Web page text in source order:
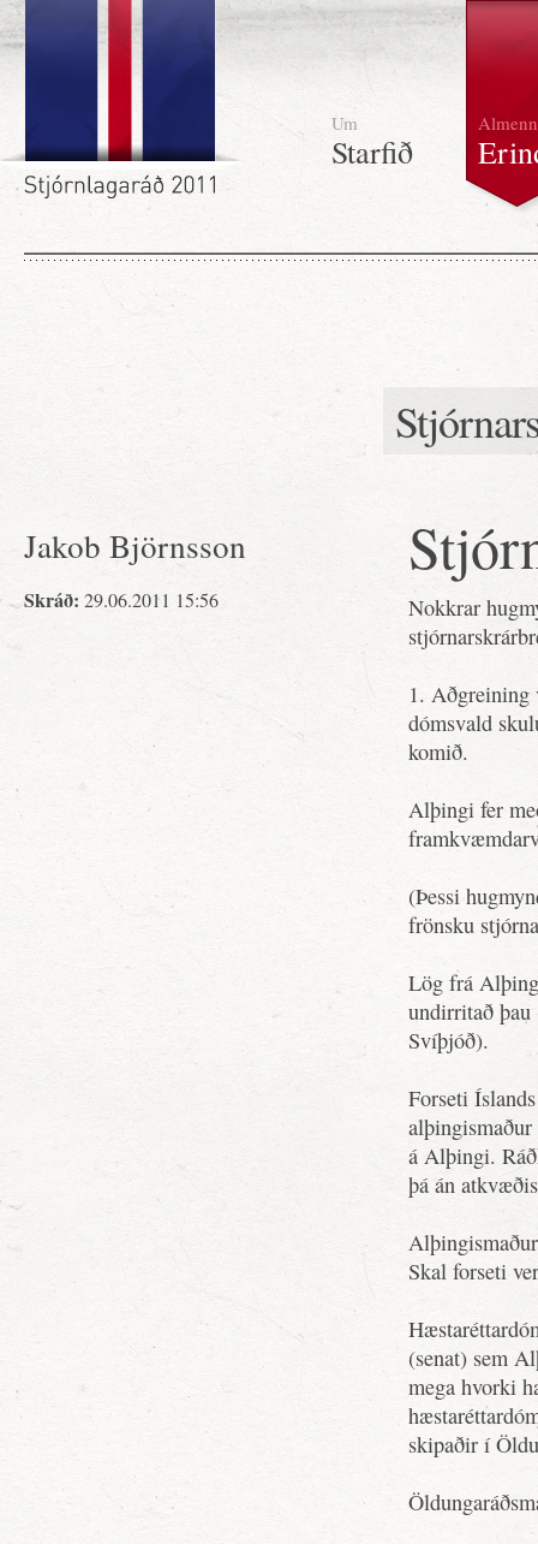
Um
Starfið
Almenn
Jakob Björnsson
Skráð: 29.06.2011 15:56
Nokkrar
1.
dómsvald
komið.
Alþingi fer
(Þessi
frönsku
Lög frá
undirritað
Svíþjóð).
Forseti
á Alþingi.
þá án
Skal forseti
(senat) sem
mega hvorki
skipaðir í